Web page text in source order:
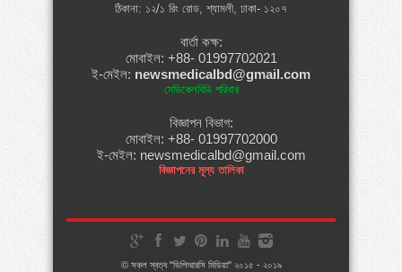
ঠিকানা: ১২/১ রিং রোড, শ্যামলী, ঢাকা- ১২০৭
বার্তা কক্ষ:
মোবাইল: +88- 01997702021
ই-মেইল: newsmedicalbd@gmail.com
মেডিকেলবিডি পরিবার
বিজ্ঞাপন বিভাগ:
মোবাইল: +88- 01997702000
ই-মেইল: newsmedicalbd@gmail.com
বিজ্ঞাপনের মূল্য তালিকা
© সকল স্বত্ব "ডিপিআরসি মিডিয়া" ২০১৫ - ২০১৯